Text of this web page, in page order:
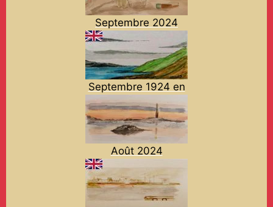
Septembre 2024
Septembre 1924 en
Août 2024